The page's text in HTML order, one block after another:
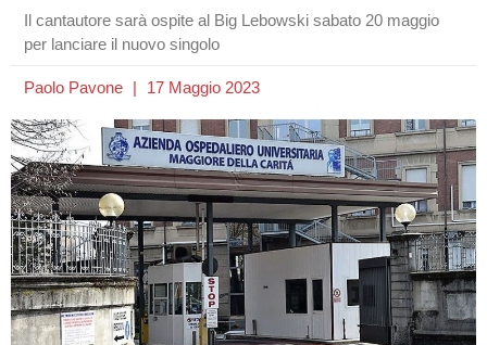
Il cantautore sarà ospite al Big Lebowski sabato 20 maggio
per lanciare il nuovo singolo
Paolo Pavone 17 Maggio 2023